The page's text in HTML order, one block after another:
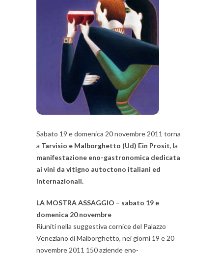
Sabato 19 e domenica 20 novembre 2011 torna
a Tarvisio e Malborghetto (Ud) Ein Prosit, la
manifestazione eno-gastronomica dedicata
ai vini da vitigno autoctono italiani ed
internazionali.
LA MOSTRA ASSAGGIO – sabato 19 e
domenica 20 novembre
Riuniti nella suggestiva cornice del Palazzo
Veneziano di Malborghetto, nei giorni 19 e 20
novembre 2011 150 aziende eno-